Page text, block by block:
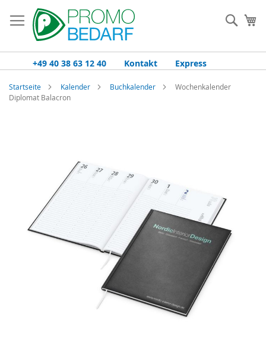
Inhalt
springen
+49 40 38 63 12 40 Kontakt Express
Startseite Kalender Buchkalender
Wochenkalender
Diplomat Balacron